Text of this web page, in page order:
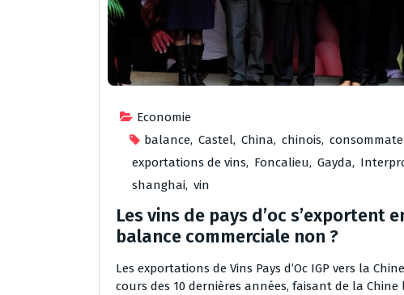
Economie
balance, Castel, China, chinois,
exportations de vins, Foncalieu, Gayda,
shanghai, vin
Les vins de pays d’oc s’exportent
balance commerciale non ?
Les exportations de Vins Pays d’Oc IGP vers la
cours des 10 dernières années, faisant de la Chine